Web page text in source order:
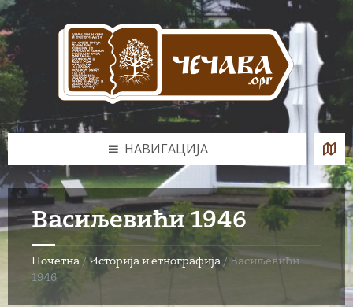
Skip
to
content
Skip
to
left
sidebar
Skip
to
footer
НАВИГАЦИЈА
Васиљевићи 1946
Почетна /Историја и етнографија / Васиљевићи
1946